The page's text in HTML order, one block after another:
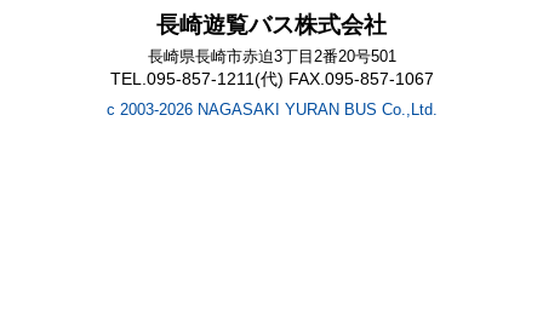
長崎遊覧バス株式会社
長崎県長崎市赤迫3丁目2番20号501
TEL.095-857-1211(代) FAX.095-857-1067
c 2003-2026 NAGASAKI YURAN BUS Co.,Ltd.